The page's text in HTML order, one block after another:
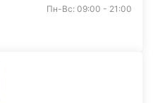
Пн-Вс: 09:00 - 21:00